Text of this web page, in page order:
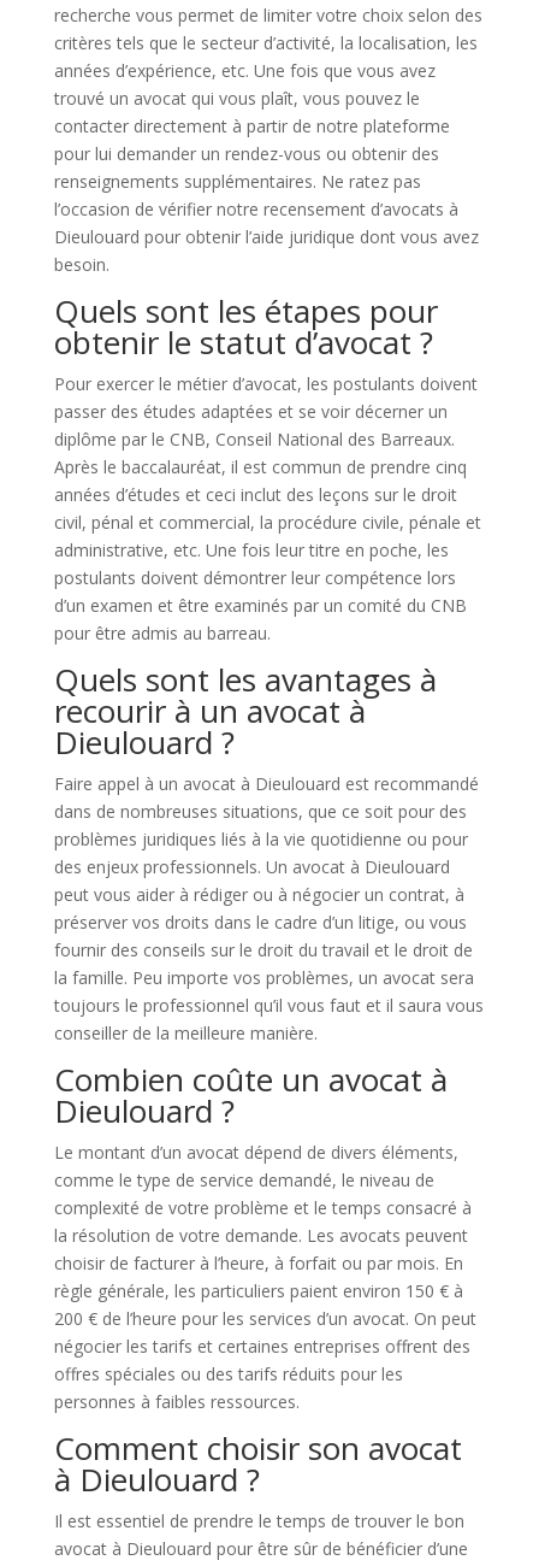
recherche vous permet de limiter votre choix selon des
critères tels que le secteur d’activité, la localisation, les
années d’expérience, etc. Une fois que vous avez
trouvé un avocat qui vous plaît, vous pouvez le
contacter directement à partir de notre plateforme
pour lui demander un rendez-vous ou obtenir des
renseignements supplémentaires. Ne ratez pas
l’occasion de vérifier notre recensement d’avocats à
Dieulouard pour obtenir l’aide juridique dont vous avez
besoin.
Quels sont les étapes pour
obtenir le statut d’avocat ?
Pour exercer le métier d’avocat, les postulants doivent
passer des études adaptées et se voir décerner un
diplôme par le CNB, Conseil National des Barreaux.
Après le baccalauréat, il est commun de prendre cinq
années d’études et ceci inclut des leçons sur le droit
civil, pénal et commercial, la procédure civile, pénale et
administrative, etc. Une fois leur titre en poche, les
postulants doivent démontrer leur compétence lors
d’un examen et être examinés par un comité du CNB
pour être admis au barreau.
Quels sont les avantages à
recourir à un avocat à
Dieulouard ?
Faire appel à un avocat à Dieulouard est recommandé
dans de nombreuses situations, que ce soit pour des
problèmes juridiques liés à la vie quotidienne ou pour
des enjeux professionnels. Un avocat à Dieulouard
peut vous aider à rédiger ou à négocier un contrat, à
préserver vos droits dans le cadre d’un litige, ou vous
fournir des conseils sur le droit du travail et le droit de
la famille. Peu importe vos problèmes, un avocat sera
toujours le professionnel qu’il vous faut et il saura vous
conseiller de la meilleure manière.
Combien coûte un avocat à
Dieulouard ?
Le montant d’un avocat dépend de divers éléments,
comme le type de service demandé, le niveau de
complexité de votre problème et le temps consacré à
la résolution de votre demande. Les avocats peuvent
choisir de facturer à l’heure, à forfait ou par mois. En
règle générale, les particuliers paient environ 150 € à
200 € de l’heure pour les services d’un avocat. On peut
négocier les tarifs et certaines entreprises offrent des
offres spéciales ou des tarifs réduits pour les
personnes à faibles ressources.
Comment choisir son avocat
à Dieulouard ?
Il est essentiel de prendre le temps de trouver le bon
avocat à Dieulouard pour être sûr de bénéficier d’une